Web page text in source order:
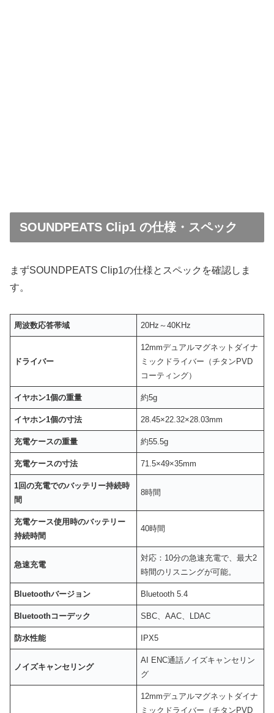
SOUNDPEATS Clip1 の仕様・スペック
まずSOUNDPEATS Clip1の仕様とスペックを確認しま
す。
周波数応答帯域 20Hz～40KHz
ドライバー
12mmデュアルマグネットダイナ
ミックドライバー（チタンPVD
コーティング）
イヤホン1個の重量 約5g
イヤホン1個の寸法 28.45×22.32×28.03mm
充電ケースの重量 約55.5g
充電ケースの寸法 71.5×49×35mm
1回の充電でのバッテリー持続時
間
8時間
充電ケース使用時のバッテリー
持続時間
40時間
急速充電
対応：10分の急速充電で、最大2
時間のリスニングが可能。
Bluetoothバージョン Bluetooth 5.4
Bluetoothコーデック SBC、AAC、LDAC
防水性能 IPX5
ノイズキャンセリング
AI ENC通話ノイズキャンセリン
グ
12mmデュアルマグネットダイナ
ミックドライバー（チタンPVD